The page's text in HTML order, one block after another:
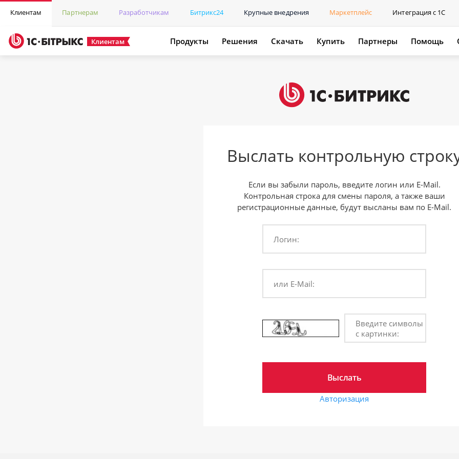
Клиентам Партнерам Разработчикам Битрикс24 Крупные внедрения Маркетплейс Интеграция с 1С
Клиентам Продукты Решения Скачать Купить Партнеры Помощь
Выслать контрольную
Если вы забыли пароль, введите логин или E-Mail.
Контрольная строка для смены пароля, а также ваши
регистрационные данные, будут высланы вам по E-Mail.
Логин:
или E-Mail:
Введите символы
с картинки:
Авторизация